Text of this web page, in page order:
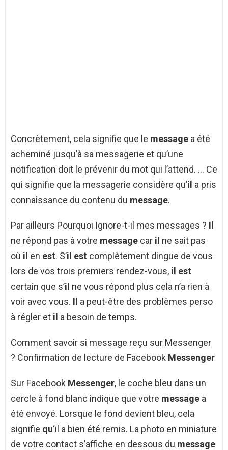
Concrètement, cela signifie que le message a été
acheminé jusqu’à sa messagerie et qu’une
notification doit le prévenir du mot qui l’attend. … Ce
qui signifie que la messagerie considère qu’il a pris
connaissance du contenu du message.
Par ailleurs Pourquoi Ignore-t-il mes messages ? Il
ne répond pas à votre message car il ne sait pas
où il en est. S’il est complètement dingue de vous
lors de vos trois premiers rendez-vous, il est
certain que s’il ne vous répond plus cela n’a rien à
voir avec vous. Il a peut-être des problèmes perso
à régler et il a besoin de temps.
Comment savoir si message reçu sur Messenger
? Confirmation de lecture de Facebook Messenger
Sur Facebook Messenger, le coche bleu dans un
cercle à fond blanc indique que votre message a
été envoyé. Lorsque le fond devient bleu, cela
signifie qu‘il a bien été remis. La photo en miniature
de votre contact s’affiche en dessous du message